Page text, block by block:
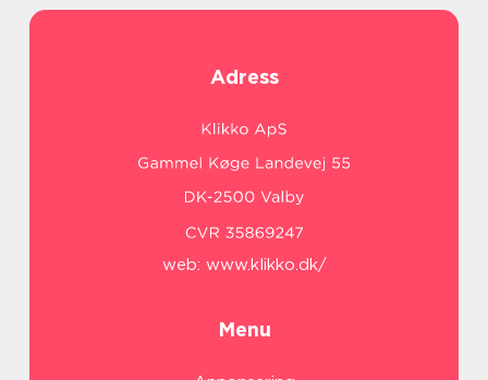
Adress
web: www.klikko.dk/
Menu